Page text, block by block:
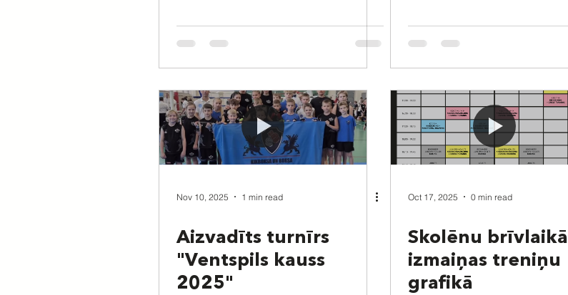
Nov 10, 2025 1 min read
Aizvadīts turnīrs
"Ventspils kauss
2025"
Oct 17, 2025 0 min read
Skolēnu brīvlaikā
izmaiņas treniņu
grafikā